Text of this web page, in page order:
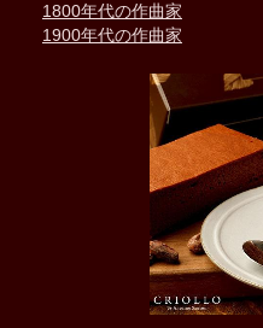
1800年代の作曲家
1900年代の作曲家